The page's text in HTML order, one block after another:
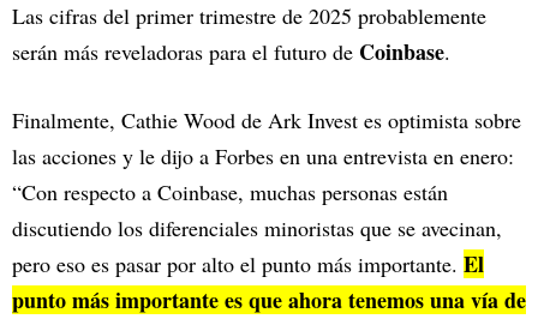
Las cifras del primer trimestre de 2025 probablemente
serán más reveladoras para el futuro de Coinbase.
Finalmente, Cathie Wood de Ark Invest es optimista sobre
las acciones y le dijo a Forbes en una entrevista en enero:
“Con respecto a Coinbase, muchas personas están
discutiendo los diferenciales minoristas que se avecinan,
pero eso es pasar por alto el punto más importante. El
punto más importante es que ahora tenemos una vía de